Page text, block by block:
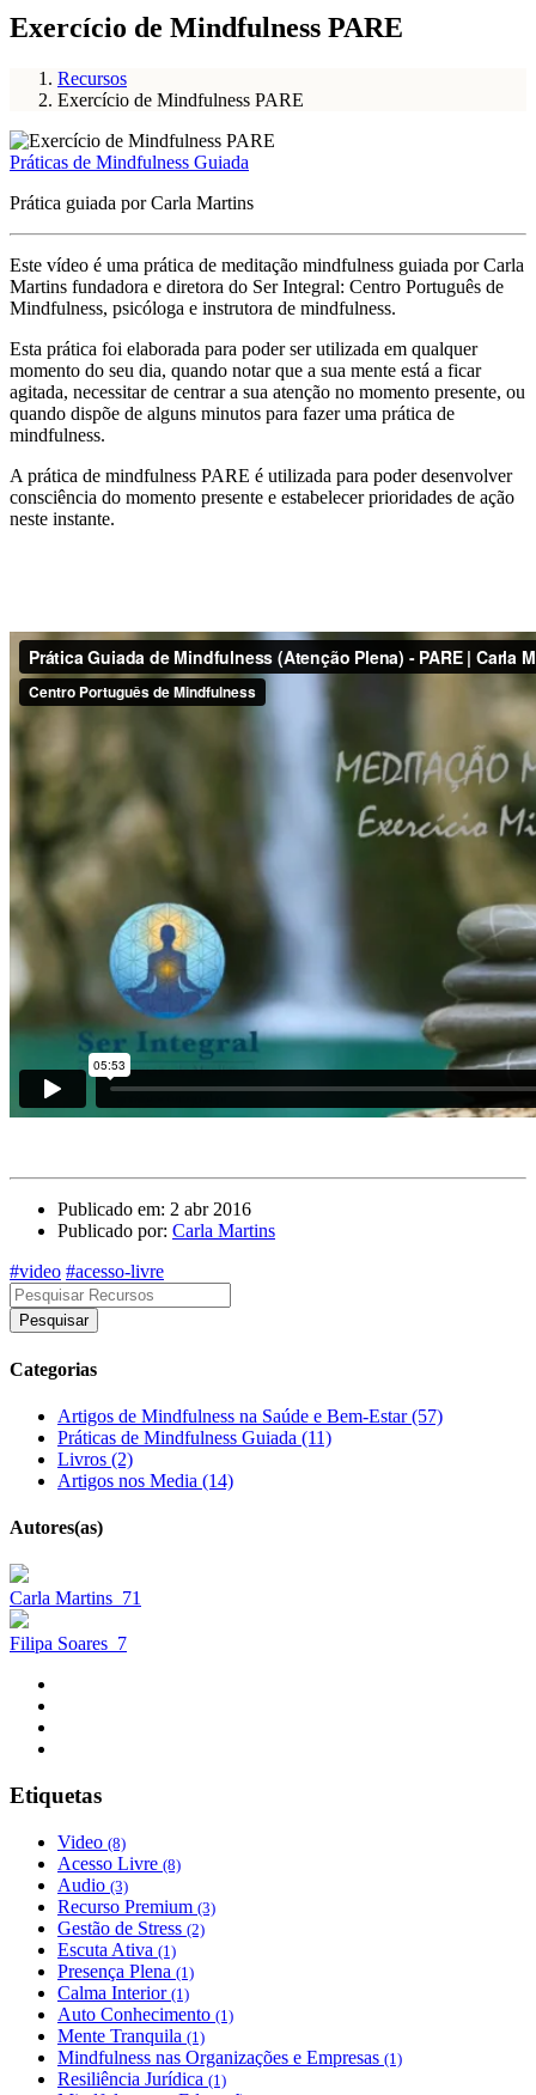
Exercício de Mindfulness PARE
Recursos
Exercício de Mindfulness PARE
Práticas de Mindfulness Guiada
Prática guiada por Carla Martins
Este vídeo é uma prática de meditação mindfulness guiada por Carla
Martins fundadora e diretora do Ser Integral: Centro Português de
Mindfulness, psicóloga e instrutora de mindfulness.
Esta prática foi elaborada para poder ser utilizada em qualquer
momento do seu dia, quando notar que a sua mente está a ficar
agitada, necessitar de centrar a sua atenção no momento presente, ou
quando dispõe de alguns minutos para fazer uma prática de
mindfulness.
A prática de mindfulness PARE é utilizada para poder desenvolver
consciência do momento presente e estabelecer prioridades de ação
neste instante.
Publicado em: 2 abr 2016
Publicado por: Carla Martins
#video #acesso-livre
Pesquisar
Categorias
Artigos de Mindfulness na Saúde e Bem-Estar (57)
Práticas de Mindfulness Guiada (11)
Livros (2)
Artigos nos Media (14)
Autores(as)
Carla Martins 71
Filipa Soares 7
Etiquetas
Video (8)
Acesso Livre (8)
Audio (3)
Recurso Premium (3)
Gestão de Stress (2)
Escuta Ativa (1)
Presença Plena (1)
Calma Interior (1)
Auto Conhecimento (1)
Mente Tranquila (1)
Mindfulness nas Organizações e Empresas (1)
Resiliência Jurídica (1)